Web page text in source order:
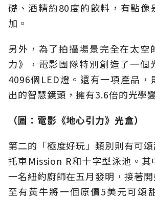
礎、酒精約80度的飲料，有點像
加。
另外，為了拍攝場景完全在太空
力》，電影團隊特別創造了一個
4096個LED燈。還有一項產品，
出的智慧鏡頭，擁有3.6倍的光學
（圖：電影《地心引力》光盒）
第二的「極度好玩」類別則有可
托車Mission R和十字型泳池。其
一名紐約廚師在五月發明，接著
至有黃牛將一個原價5美元可頌